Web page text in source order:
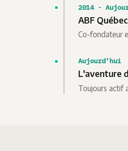
2014 -
ABF Québec
Co-fondateur
Aujourd'hui
L'aventure
Toujours actif